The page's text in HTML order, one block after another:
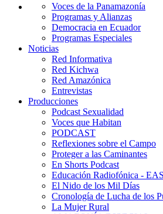
Voces de la Panamazonía
Programas y Alianzas
Democracia en Ecuador
Programas Especiales
Noticias
Red Informativa
Red Kichwa
Red Amazónica
Entrevistas
Producciones
Podcast Sexualidad
Voces que Habitan
PODCAST
Reflexiones sobre el Campo
Proteger a las Caminantes
En Shorts Podcast
Educación Radiofónica - EAS
El Nido de los Mil Días
Cronología de Lucha de los
La Mujer Rural